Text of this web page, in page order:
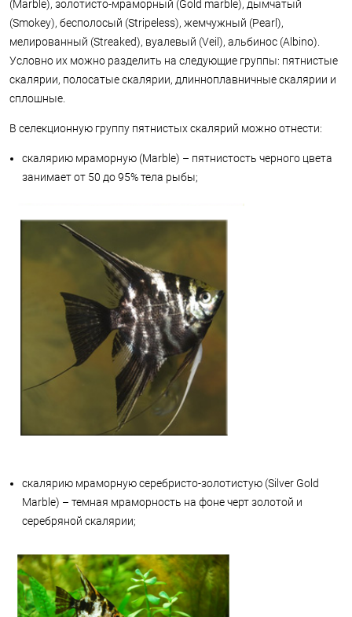
(Marble), золотисто-мраморный (Gold marble), дымчатый
(Smokey), бесполосый (Stripeless), жемчужный (Pearl),
мелированный (Streaked), вуалевый (Veil), альбинос (Albino).
Условно их можно разделить на следующие группы: пятнистые
скалярии, полосатые скалярии, длинноплавничные скалярии и
сплошные.
В селекционную группу пятнистых скалярий можно отнести:
скалярию мраморную (Marble) – пятнистость черного цвета
занимает от 50 до 95% тела рыбы;
скалярию мраморную серебристо-золотистую (Silver Gold
Marble) – темная мраморность на фоне черт золотой и
серебряной скалярии;